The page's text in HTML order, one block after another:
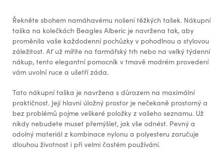
Řekněte sbohem namáhavému nošení těžkých tašek. Nákupní
taška na kolečkách Beagles Alberic je navržena tak, aby
proměnila vaše každodenní pochůzky v pohodlnou a stylovou
záležitost. Ať už míříte na farmářský trh nebo na velký týdenní
nákup, tento elegantní pomocník v tmavě modrém provedení
vám uvolní ruce a ušetří záda.
Tato nákupní taška je navržena s důrazem na maximální
praktičnost. Její hlavní úložný prostor je nečekaně prostorný a
bez problémů pojme veškeré položky z vašeho seznamu. Už
nikdy nebudete muset přemýšlet, jak vše odnést. Pevný a
odolný materiál z kombinace nylonu a polyesteru zaručuje
dlouhou životnost i při velmi častém používání.